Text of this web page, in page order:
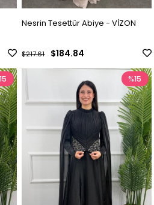
Nesrin Tesettür Abiye - VİZON
$184.84
$217.61
%15